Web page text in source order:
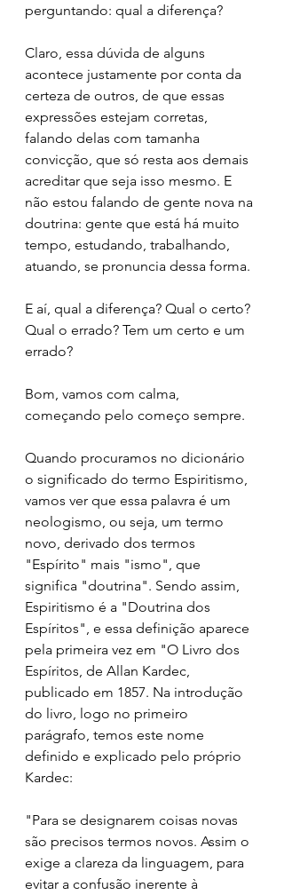
perguntando: qual a diferença?
Claro, essa dúvida de alguns
acontece justamente por conta da
certeza de outros, de que essas
expressões estejam corretas,
falando delas com tamanha
convicção, que só resta aos demais
acreditar que seja isso mesmo. E
não estou falando de gente nova na
doutrina: gente que está há muito
tempo, estudando, trabalhando,
atuando, se pronuncia dessa forma.
E aí, qual a diferença? Qual o certo?
Qual o errado? Tem um certo e um
errado?
Bom, vamos com calma,
começando pelo começo sempre.
Quando procuramos no dicionário
o significado do termo Espiritismo,
vamos ver que essa palavra é um
neologismo, ou seja, um termo
novo, derivado dos termos
"Espírito" mais "ismo", que
significa "doutrina". Sendo assim,
Espiritismo é a "Doutrina dos
Espíritos", e essa definição aparece
pela primeira vez em "O Livro dos
Espíritos, de Allan Kardec,
publicado em 1857. Na introdução
do livro, logo no primeiro
parágrafo, temos este nome
definido e explicado pelo próprio
Kardec:
"Para se designarem coisas novas
são precisos termos novos. Assim o
exige a clareza da linguagem, para
evitar a confusão inerente à